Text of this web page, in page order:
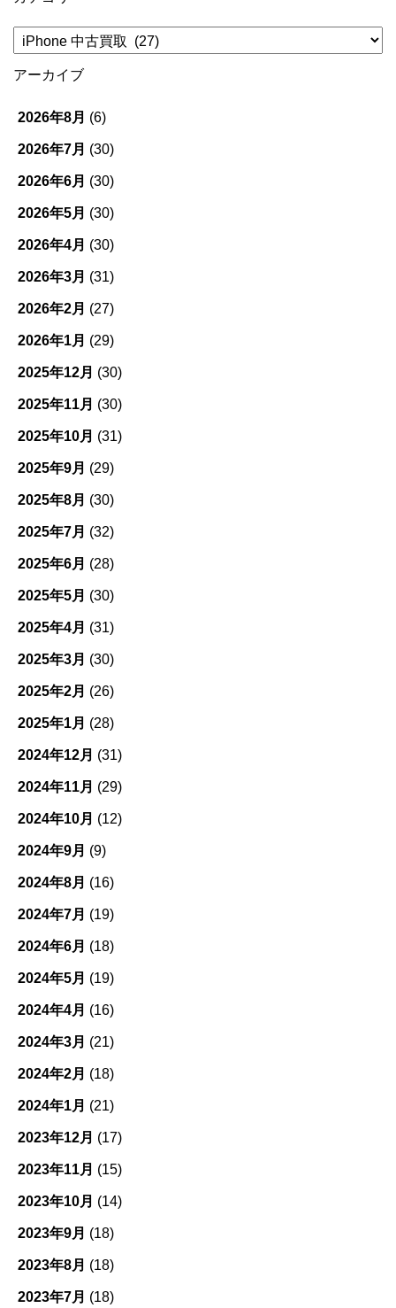
カ
テ
ゴ
ー
アーカイブ
2026年8月 (6)
2026年7月 (30)
2026年6月 (30)
2026年5月 (30)
2026年4月 (30)
2026年3月 (31)
2026年2月 (27)
2026年1月 (29)
2025年12月 (30)
2025年11月 (30)
2025年10月 (31)
2025年9月 (29)
2025年8月 (30)
2025年7月 (32)
2025年6月 (28)
2025年5月 (30)
2025年4月 (31)
2025年3月 (30)
2025年2月 (26)
2025年1月 (28)
2024年12月 (31)
2024年11月 (29)
2024年10月 (12)
2024年9月 (9)
2024年8月 (16)
2024年7月 (19)
2024年6月 (18)
2024年5月 (19)
2024年4月 (16)
2024年3月 (21)
2024年2月 (18)
2024年1月 (21)
2023年12月 (17)
2023年11月 (15)
2023年10月 (14)
2023年9月 (18)
2023年8月 (18)
2023年7月 (18)